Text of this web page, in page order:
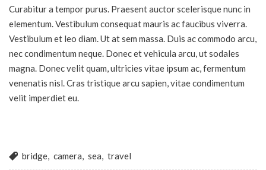
Curabitur a tempor purus. Praesent auctor scelerisque nunc in
elementum. Vestibulum consequat mauris ac faucibus viverra.
Vestibulum et leo diam. Ut at sem massa. Duis ac commodo arcu,
nec condimentum neque. Donec et vehicula arcu, ut sodales
magna. Donec velit quam, ultricies vitae ipsum ac, fermentum
venenatis nisl. Cras tristique arcu sapien, vitae condimentum
velit imperdiet eu.
bridge, camera, sea, travel